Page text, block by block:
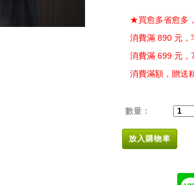
★買愈多省愈多
消費滿 890 元，
消費滿 699 元，
消費滿額，贈送
數量：
放入購物車